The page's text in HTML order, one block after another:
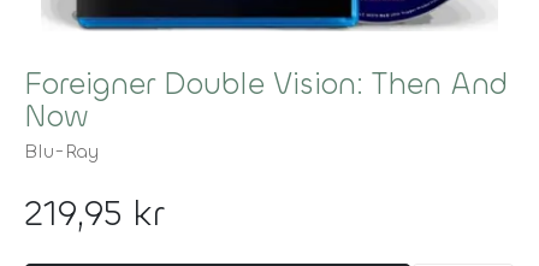
Foreigner Double Vision: Then And
Now
Blu-Ray
219,95 kr